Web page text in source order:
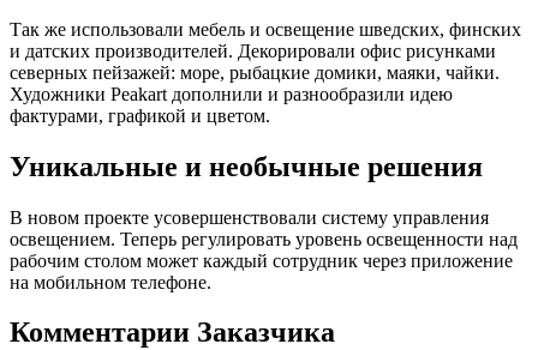
Так же использовали мебель и освещение шведских, финских
и датских производителей. Декорировали офис рисунками
северных пейзажей: море, рыбацкие домики, маяки, чайки.
Художники Peakart дополнили и разнообразили идею
фактурами, графикой и цветом.
Уникальные и необычные решения
В новом проекте усовершенствовали систему управления
освещением. Теперь регулировать уровень освещенности над
рабочим столом может каждый сотрудник через приложение
на мобильном телефоне.
Комментарии Заказчика